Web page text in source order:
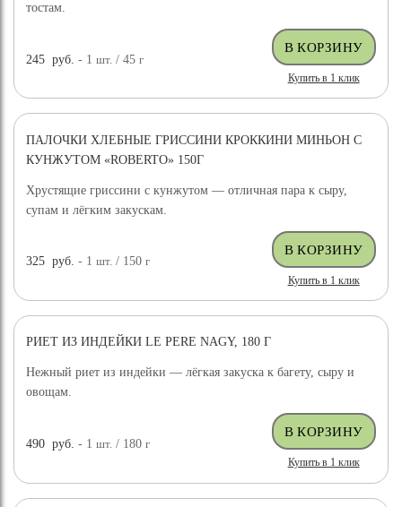
тостам.
245 руб. - 1шт. / 45г
Купить в 1 клик
ПАЛОЧКИ ХЛЕБНЫЕ ГРИССИНИ КРОККИНИ МИНЬОН С
КУНЖУТОМ «ROBERTO» 150Г
Хрустящие гриссини с кунжутом — отличная пара к сыру,
супам и лёгким закускам.
325 руб. - 1шт. / 150г
Купить в 1 клик
РИЕТ ИЗ ИНДЕЙКИ LE PERE NAGY, 180 Г
Нежный риет из индейки — лёгкая закуска к багету, сыру и
овощам.
490 руб. - 1шт. / 180г
Купить в 1 клик